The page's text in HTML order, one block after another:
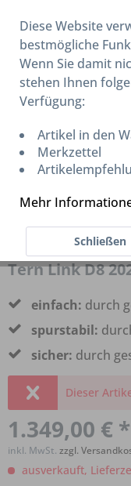
Tern Link D8
einfach: durch
spurstabil:
sicher: durch
Dieser
1.349,00 € *
inkl. MwSt. zzgl.
ausverkauft,
Diese Website
bestmögliche
Wenn Sie damit
stehen Ihnen
Verfügung:
Artikel in den
Merkzettel
Mehr
Schließen